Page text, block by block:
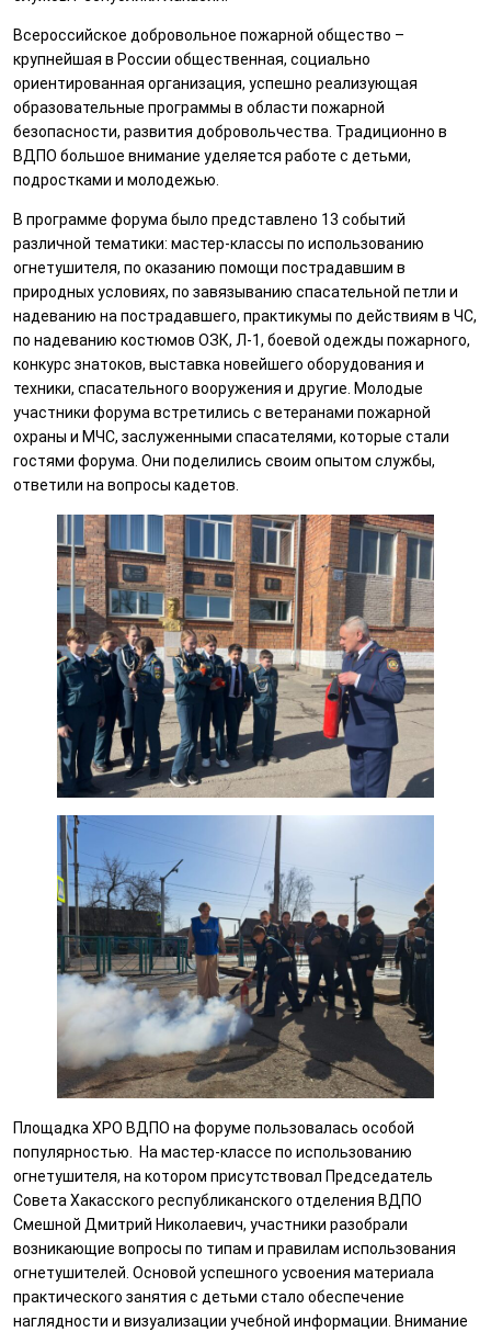
Всероссийское добровольное пожарной общество –
крупнейшая в России общественная, социально
ориентированная организация, успешно реализующая
образовательные программы в области пожарной
безопасности, развития добровольчества. Традиционно в
ВДПО большое внимание уделяется работе с детьми,
подростками и молодежью.
В программе форума было представлено 13 событий
различной тематики: мастер-классы по использованию
огнетушителя, по оказанию помощи пострадавшим в
природных условиях, по завязыванию спасательной петли и
надеванию на пострадавшего, практикумы по действиям в ЧС,
по надеванию костюмов ОЗК, Л-1, боевой одежды пожарного,
конкурс знатоков, выставка новейшего оборудования и
техники, спасательного вооружения и другие. Молодые
участники форума встретились с ветеранами пожарной
охраны и МЧС, заслуженными спасателями, которые стали
гостями форума. Они поделились своим опытом службы,
ответили на вопросы кадетов.
Площадка ХРО ВДПО на форуме пользовалась особой
популярностью. На мастер-классе по использованию
огнетушителя, на котором присутствовал Председатель
Совета Хакасского республиканского отделения ВДПО
Смешной Дмитрий Николаевич, участники разобрали
возникающие вопросы по типам и правилам использования
огнетушителей. Основой успешного усвоения материала
практического занятия с детьми стало обеспечение
наглядности и визуализации учебной информации. Внимание